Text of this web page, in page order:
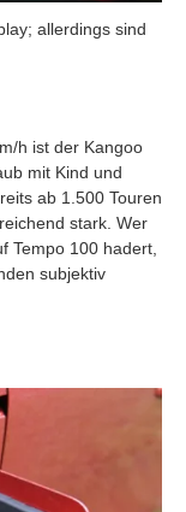
allerdings sind
h ist der Kangoo
mit Kind und
ab 1.500 Touren
stark. Wer
Tempo 100 hadert,
subjektiv